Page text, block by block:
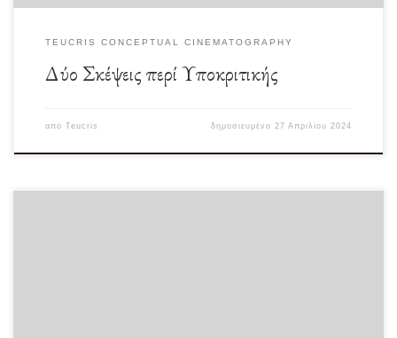
TEUCRIS CONCEPTUAL CINEMATOGRAPHY
Δύο Σκέψεις περί Υποκριτικής
από Teucris δημοσιευμένο27 Απριλίου 2024